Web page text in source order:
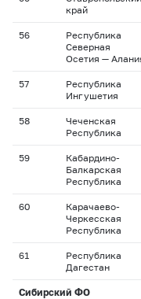
край
56
Республика
Северная
Осетия —
57
Республика
Ингушетия
58
Чеченская
Республика
59
Кабардино-
Балкарская
Республика
60
Карачаево-
Черкесская
Республика
61
Республика
Дагестан
Сибирский ФО